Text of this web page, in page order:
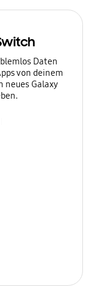
Daten
von deinem
neues Galaxy